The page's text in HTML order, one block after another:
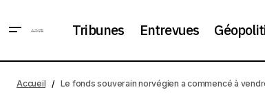
Tribunes Entrevues
rapportent des recettes record au
Accueil Le fonds souverain norvégien a commencé à